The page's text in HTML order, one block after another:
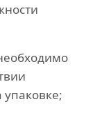
упаковке;